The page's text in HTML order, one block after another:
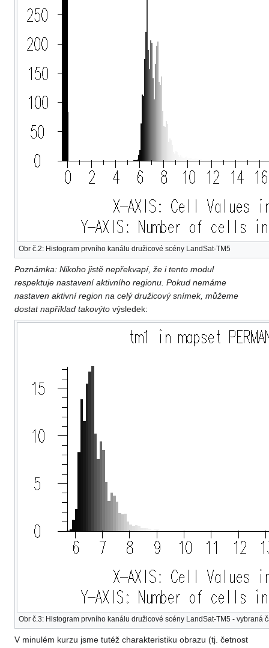
Obr č.2: Histogram prvního kanálu družicové scény LandSat-TM5
Poznámka: Nikoho jistě nepřekvapí, že i tento modul
respektuje nastavení aktivního regionu. Pokud nemáme
nastaven aktivní region na celý družicový snímek, můžeme
dostat například takovýto výsledek:
Obr č.3: Histogram prvního kanálu družicové scény LandSat-TM5 - vybraná
V minulém kurzu jsme tutéž charakteristiku obrazu (tj. četnost